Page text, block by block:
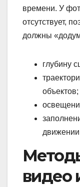
времени. У
отсутствует,
должны
глубину
объектов;
движении
видео